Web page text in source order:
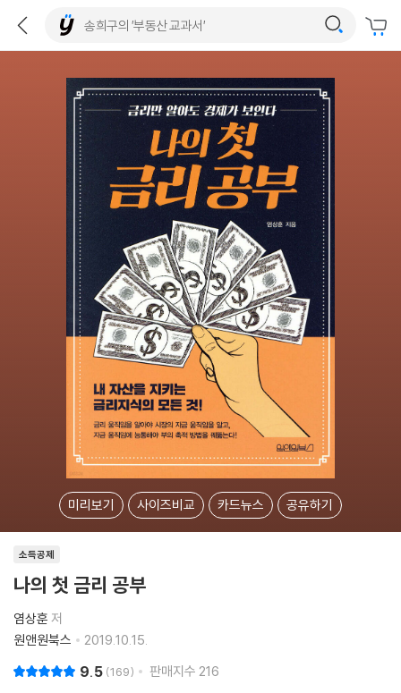
미리보기 사이즈비교 카드뉴스 공유하기
소득공제
나의 첫 금리 공부
염상훈 저
원앤원북스
2019.10.15.
9.5 169 판매지수 216